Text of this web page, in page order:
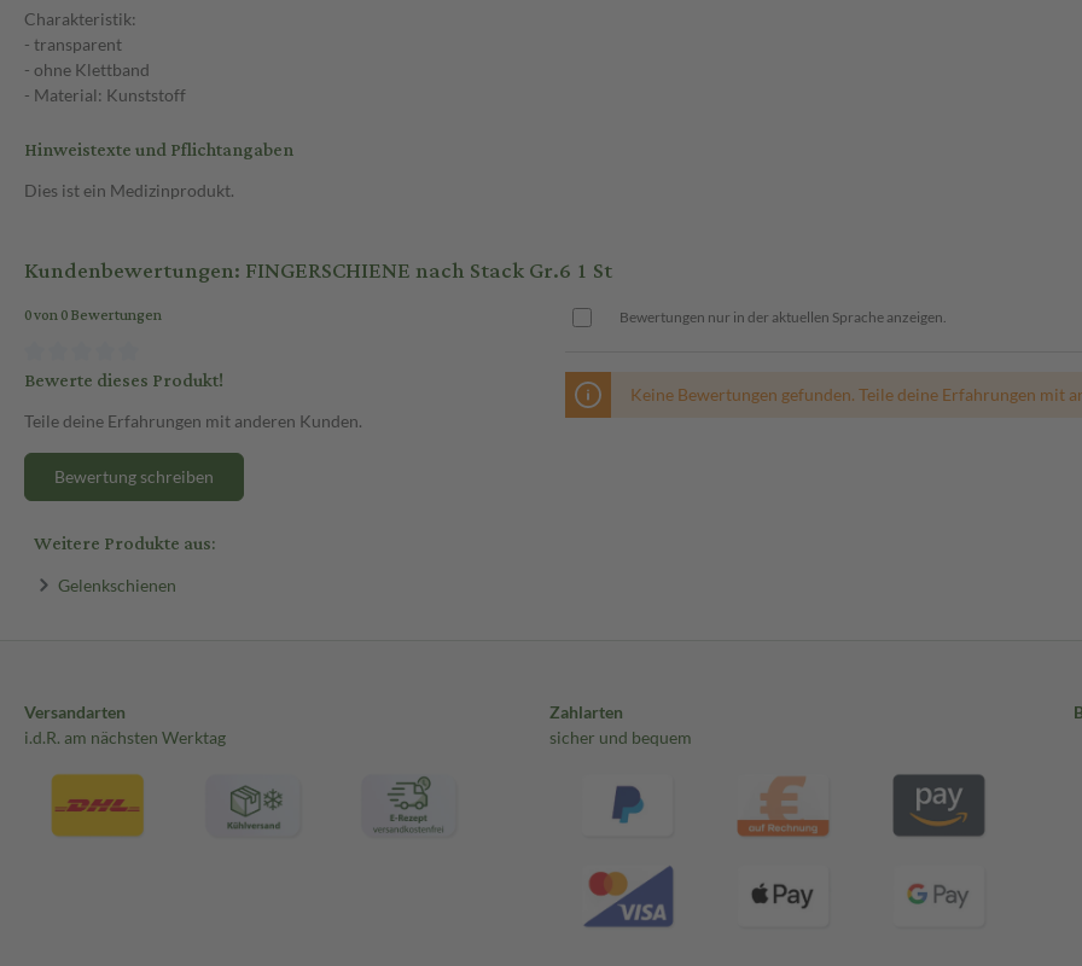
Charakteristik:
- transparent
- ohne Klettband
- Material: Kunststoff
Hinweistexte und Pflichtangaben
Dies ist ein Medizinprodukt.
Kundenbewertungen: FINGERSCHIENE nach Stack Gr.6 1 St
0 von 0 Bewertungen
Bewerte dieses Produkt!
Teile deine Erfahrungen mit anderen Kunden.
Bewertung schreiben
Bewertungen nur in der aktuellen Sprache anzeigen.
Keine Bewertungen gefunden. Teile deine Erfahrungen mit
Weitere Produkte aus:
Gelenkschienen
Versandarten
i.d.R. am nächsten Werktag
Zahlarten
sicher und bequem